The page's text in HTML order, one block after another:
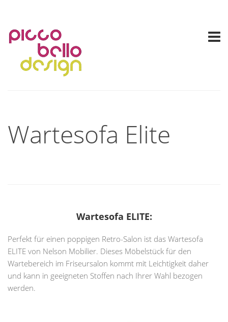
Wartesofa Elite
Wartesofa ELITE:
Perfekt für einen poppigen Retro-Salon ist das Wartesofa
ELITE von Nelson Mobilier. Dieses Möbelstück für den
Wartebereich im Friseursalon kommt mit Leichtigkeit daher
und kann in geeigneten Stoffen nach Ihrer Wahl bezogen
werden.